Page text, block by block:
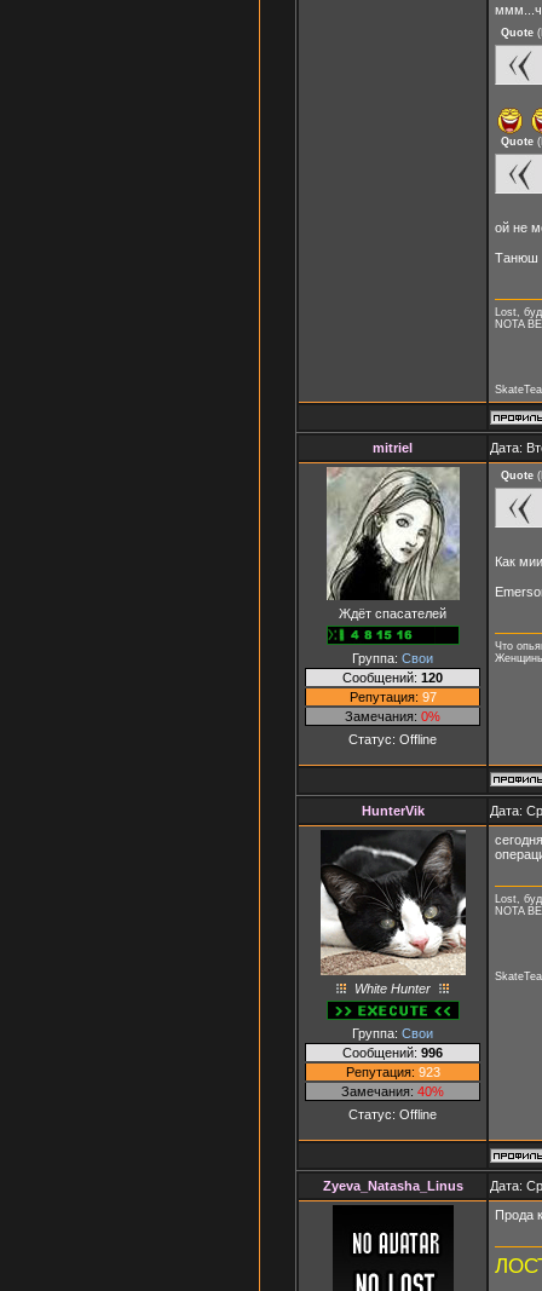
Quote (
Quote (
ой не
Танюш
Lost,
NOTA
mitriel Дата:
Ждёт спасателей
Группа: Свои
Сообщений: 120
Репутация: 97
Замечания: 0%
Статус: Offline
Quote (
Как
Что
HunterVik Дата:
White Hunter
Группа: Свои
Сообщений: 996
Репутация: 923
Замечания: 40%
Статус: Offline
Lost,
NOTA
Zyeva_Natasha_Linus Дата:
Прода